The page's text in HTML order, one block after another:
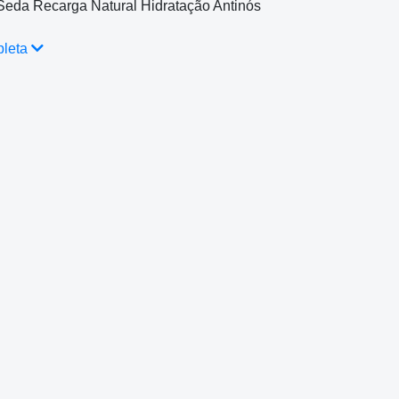
Recarga Natural Hidratação Antinós